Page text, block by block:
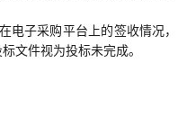
子采购平台上的签收情况，
文件视为投标未完成。